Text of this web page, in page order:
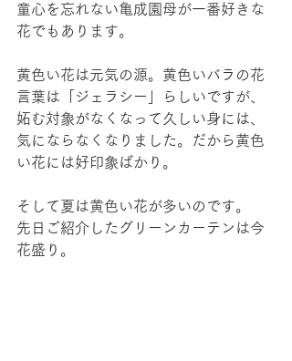
童心を忘れない亀成園母が一番好きな
花でもあります。
黄色い花は元気の源。黄色いバラの花
言葉は「ジェラシー」らしいですが、
妬む対象がなくなって久しい身には、
気にならなくなりました。だから黄色
い花には好印象ばかり。
そして夏は黄色い花が多いのです。
先日ご紹介したグリーンカーテンは今
花盛り。